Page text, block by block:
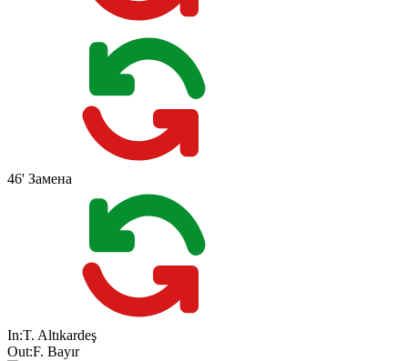
46' Замена
In:T. Altıkardeş
Out:F. Bayır